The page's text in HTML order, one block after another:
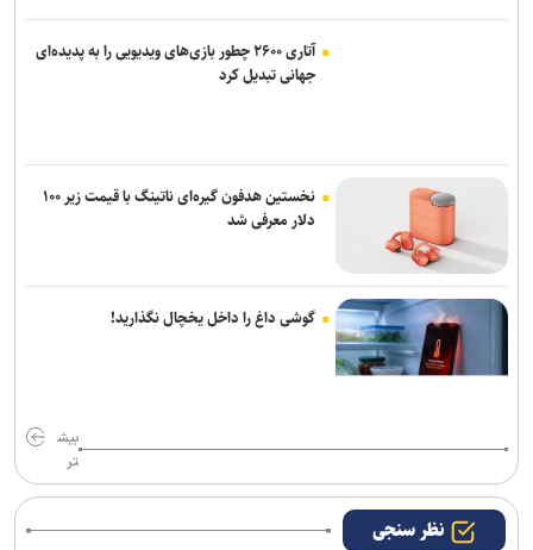
آتاری ۲۶۰۰ چطور بازی‌های ویدیویی را به پدیده‌ای
جهانی تبدیل کرد
نخستین هدفون گیره‌ای ناتینگ با قیمت زیر ۱۰۰
دلار معرفی شد
گوشی داغ را داخل یخچال نگذارید!
بیش
تر
نظر سنجی